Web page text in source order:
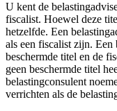
U kent de
fiscalist. Hoewel deze
hetzelfde. Een
als een fiscalist zijn. Een
beschermde titel en de
geen beschermde titel
belastingconsulent
verrichten als de